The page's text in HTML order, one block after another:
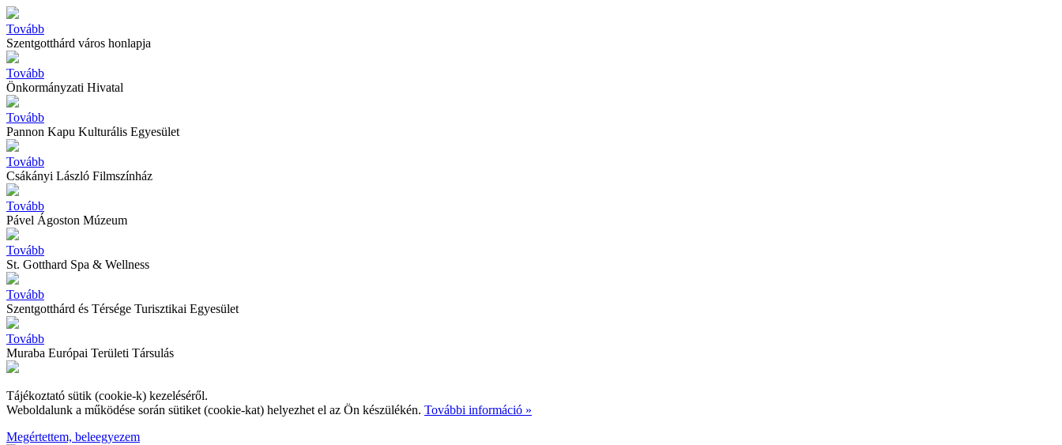
Tovább
Szentgotthárd város honlapja
Tovább
Önkormányzati Hivatal
Tovább
Pannon Kapu Kulturális Egyesület
Tovább
Csákányi László Filmszínház
Tovább
Pável Ágoston Múzeum
Tovább
St. Gotthard Spa & Wellness
Tovább
Szentgotthárd és Térsége Turisztikai Egyesület
Tovább
Muraba Európai Területi Társulás
Tájékoztató sütik (cookie-k) kezeléséről.
Weboldalunk a működése során sütiket (cookie-kat) helyezhet el az Ön készülékén. További információ »
Megértettem, beleegyezem